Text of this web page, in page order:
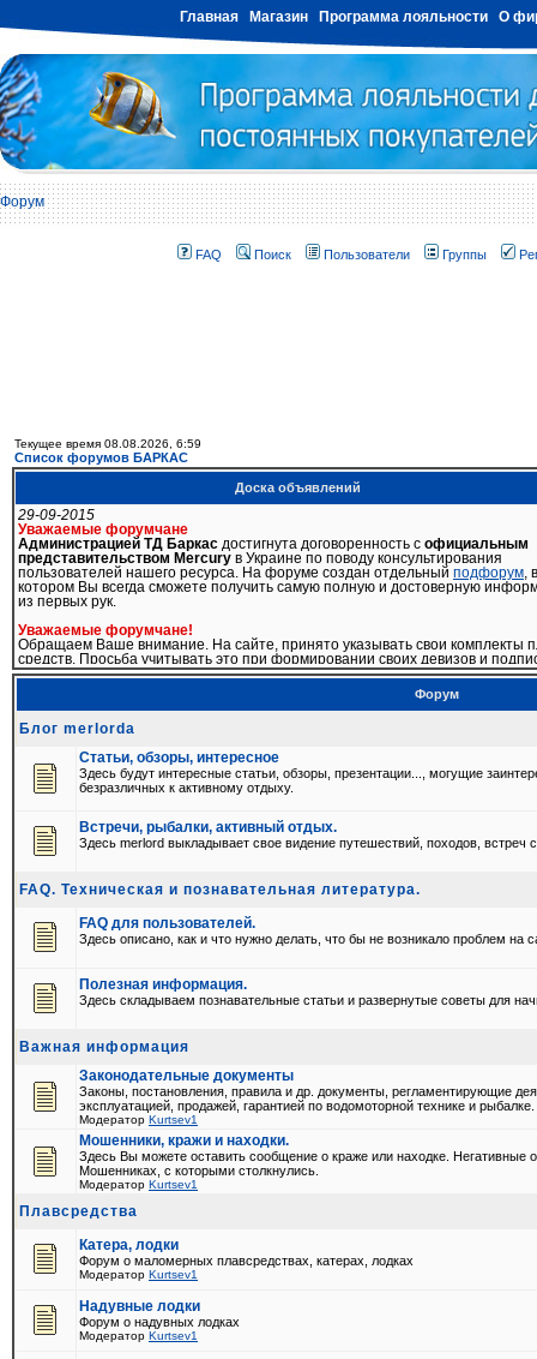
Главная Магазин Программа лояльности О
Форум
FAQ Поиск Пользователи Группы
Текущее время 08.08.2026, 6:59
Список форумов БАРКАС
Доска объявлений
29-09-2015
Уважаемые форумчане
Администрацией ТД Баркас достигнута договоренность с официальным
представительством Mercury в Украине по поводу консультирования
пользователей нашего ресурса. На форуме создан отдельный подфорум , в
котором Вы всегда сможете получить самую полную и достоверную
из первых рук.
Уважаемые форумчане!
Обращаем Ваше внимание. На сайте, принято указывать свои комплекты
средств. Просьба учитывать это при формировании своих девизов и
профиле
отредактировать сообщение можно только в течении 3-ех часов после
03-02-2009
Уважаемые форумчане!
бесплатных сервисов (ukr.net, mail.ru и т.д.) не даст гарантии того, что Вы
сможете воспользоваться услугами нашего форума. Письма для
регистрации на подобные ресурсы просто не доходят. Приоритетными для
регистрации являются корпоративные e-mail'ы
19-11-2008
С 19.11.2008 на нашем форуме действуют новые правила.
Просьбаознакомитьсяс ними для избежания недоразумений.
Подробнее >>>
Форум
Блог merlorda
Статьи, обзоры, интересное
Здесь будут интересные статьи, обзоры, презентации..., могущие
безразличных к активному отдыху.
Встречи, рыбалки, активный отдых.
Здесь merlord выкладывает свое видение путешествий, походов, встреч
FAQ. Техническая и познавательная литература.
FAQ для пользователей.
Здесь описано, как и что нужно делать, что бы не возникало проблем на
Полезная информация.
Здесь складываем познавательные статьи и развернутые советы для
Важная информация
Законодательные документы
Законы, постановления, правила и др. документы, регламентирующие
эксплуатацией, продажей, гарантией по водомоторной технике и рыбалке.
Модератор Kurtsev1
Мошенники, кражи и находки.
Здесь Вы можете оставить сообщение о краже или находке. Негативные
Мошенниках, с которыми столкнулись.
Модератор Kurtsev1
Плавсредства
Катера, лодки
Форум о маломерных плавсредствах, катерах, лодках
Модератор Kurtsev1
Надувные лодки
Форум о надувных лодках
Модератор Kurtsev1